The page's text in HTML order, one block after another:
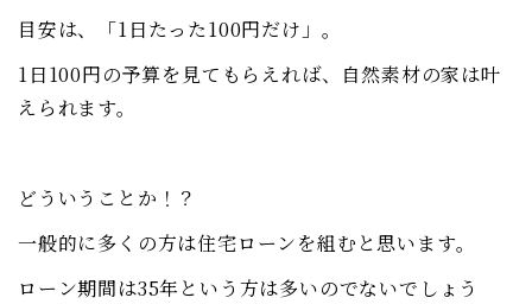
目安は、「1日たった100円だけ」。
1日100円の予算を見てもらえれば、自然素材の家は叶
えられます。
どういうことか！？
一般的に多くの方は住宅ローンを組むと思います。
ローン期間は35年という方は多いのでないでしょう